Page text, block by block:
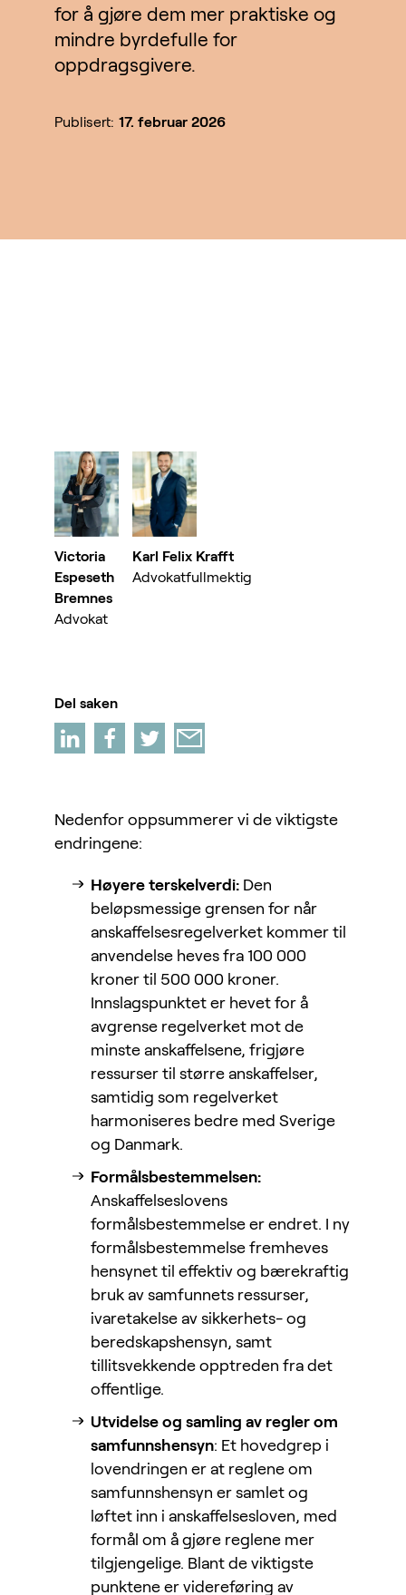
for å gjøre dem mer praktiske og
mindre byrdefulle for
oppdragsgivere.
Publisert: 17. februar 2026
Victoria
Espeseth
Bremnes
Advokat
Karl Felix Krafft
Advokatfullmektig
Del saken
Nedenfor oppsummerer vi de viktigste
endringene:
Høyere terskelverdi: Den
beløpsmessige grensen for når
anskaffelsesregelverket kommer til
anvendelse heves fra 100 000
kroner til 500 000 kroner.
Innslagspunktet er hevet for å
avgrense regelverket mot de
minste anskaffelsene, frigjøre
ressurser til større anskaffelser,
samtidig som regelverket
harmoniseres bedre med Sverige
og Danmark.
Formålsbestemmelsen:
Anskaffelseslovens
formålsbestemmelse er endret. I ny
formålsbestemmelse fremheves
hensynet til effektiv og bærekraftig
bruk av samfunnets ressurser,
ivaretakelse av sikkerhets- og
beredskapshensyn, samt
tillitsvekkende opptreden fra det
offentlige.
Utvidelse og samling av regler om
samfunnshensyn: Et hovedgrep i
lovendringen er at reglene om
samfunnshensyn er samlet og
løftet inn i anskaffelsesloven, med
formål om å gjøre reglene mer
tilgjengelige. Blant de viktigste
punktene er videreføring av